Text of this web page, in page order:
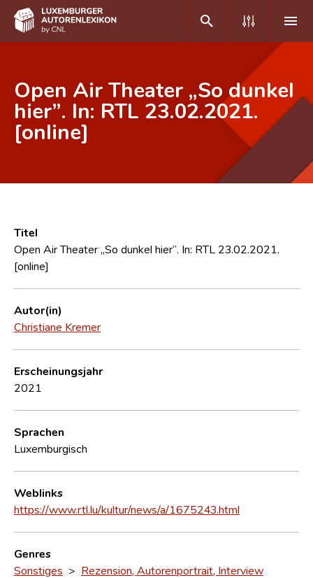
DE FR
Home
Erweiterte Suche
CNL
Forschungsgruppe
Open Air Theater „So dunkel
hier”. In: RTL 23.02.2021.
[online]
Titel
Open Air Theater „So dunkel hier”. In: RTL 23.02.2021.
[online]
Autor(in)
Christiane Kremer
Erscheinungsjahr
2021
Sprachen
Luxemburgisch
Weblinks
https://www.rtl.lu/kultur/news/a/1675243.html
Genres
Sonstiges > Rezension, Autorenportrait, Interview